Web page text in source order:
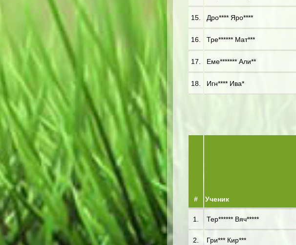
15. Дро**** Яро****
16. Тре****** Мат***
17. Еме******* Али**
18. Игн**** Ива*
# Ученик
1. Тер****** Вяч*****
2. Гри*** Кир***